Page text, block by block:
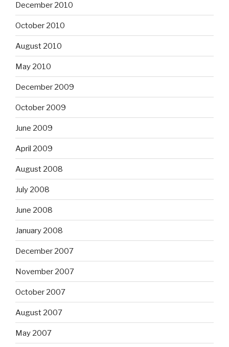
December 2010
October 2010
August 2010
May 2010
December 2009
October 2009
June 2009
April 2009
August 2008
July 2008
June 2008
January 2008
December 2007
November 2007
October 2007
August 2007
May 2007